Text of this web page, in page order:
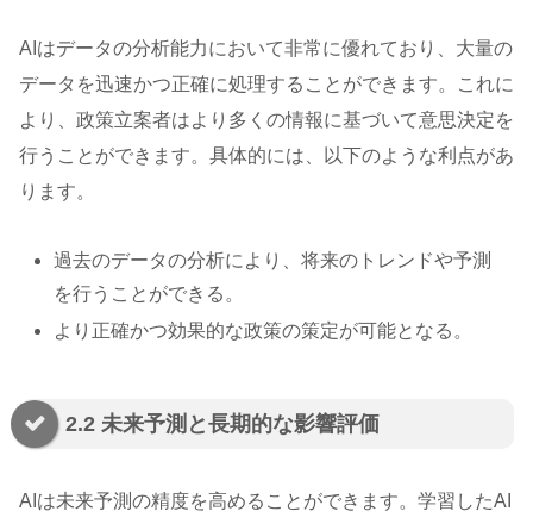
AIはデータの分析能力において非常に優れており、大量の
データを迅速かつ正確に処理することができます。これに
より、政策立案者はより多くの情報に基づいて意思決定を
行うことができます。具体的には、以下のような利点があ
ります。
過去のデータの分析により、将来のトレンドや予測
を行うことができる。
より正確かつ効果的な政策の策定が可能となる。
2.2 未来予測と長期的な影響評価
AIは未来予測の精度を高めることができます。学習したAI